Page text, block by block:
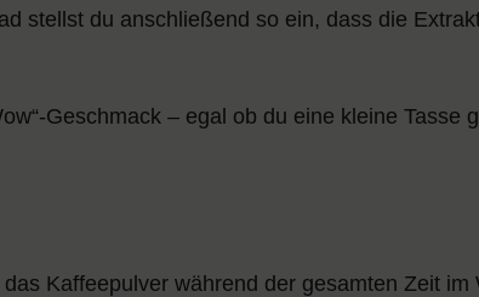
stellst du anschließend so ein, dass die
Geschmack – egal ob du eine kleine Tasse
Kaffeepulver während der gesamten Zeit